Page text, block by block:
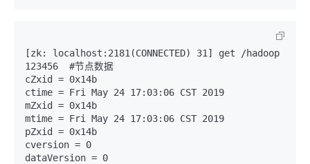
[zk: localhost:2181(CONNECTED) 31] get /hadoop
123456  #节点数据
cZxid = 0x14b
ctime = Fri May 24 17:03:06 CST 2019
mZxid = 0x14b
mtime = Fri May 24 17:03:06 CST 2019
pZxid = 0x14b
cversion = 0
dataVersion = 0